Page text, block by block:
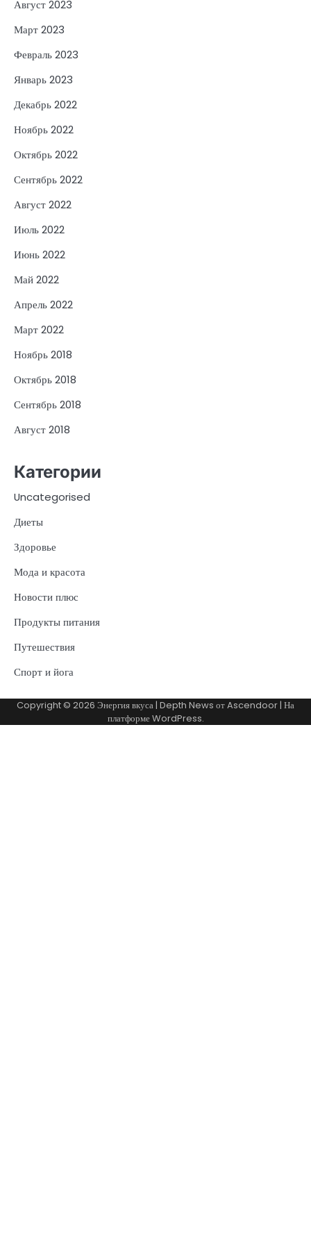
Август 2023
Март 2023
Февраль 2023
Январь 2023
Декабрь 2022
Ноябрь 2022
Октябрь 2022
Сентябрь 2022
Август 2022
Июль 2022
Июнь 2022
Май 2022
Апрель 2022
Март 2022
Ноябрь 2018
Октябрь 2018
Сентябрь 2018
Август 2018
Категории
Uncategorised
Диеты
Здоровье
Мода и красота
Новости плюс
Продукты питания
Путешествия
Спорт и йога
Copyright © 2026 Энергия вкуса | Depth News отAscendoor | На
платформеWordPress.